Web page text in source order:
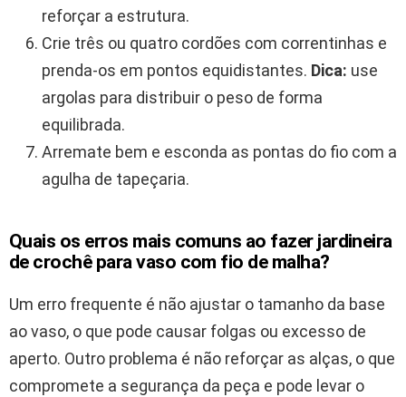
reforçar a estrutura.
Crie três ou quatro cordões com correntinhas e
prenda-os em pontos equidistantes. Dica: use
argolas para distribuir o peso de forma
equilibrada.
Arremate bem e esconda as pontas do fio com a
agulha de tapeçaria.
Quais os erros mais comuns ao fazer jardineira
de crochê para vaso com fio de malha?
Um erro frequente é não ajustar o tamanho da base
ao vaso, o que pode causar folgas ou excesso de
aperto. Outro problema é não reforçar as alças, o que
compromete a segurança da peça e pode levar o